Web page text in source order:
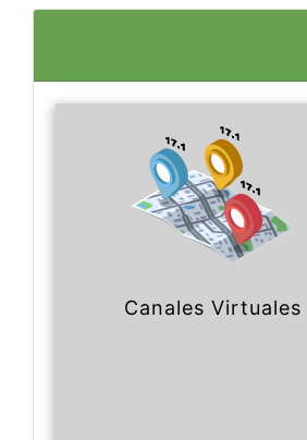
Canales Virtuales